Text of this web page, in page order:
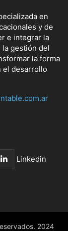
en
y de
e integrar la
gestión del
la forma
el desarrollo
Linkedin
2024